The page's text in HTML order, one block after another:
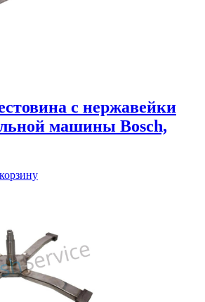
с нержавейки
машины Bosch,